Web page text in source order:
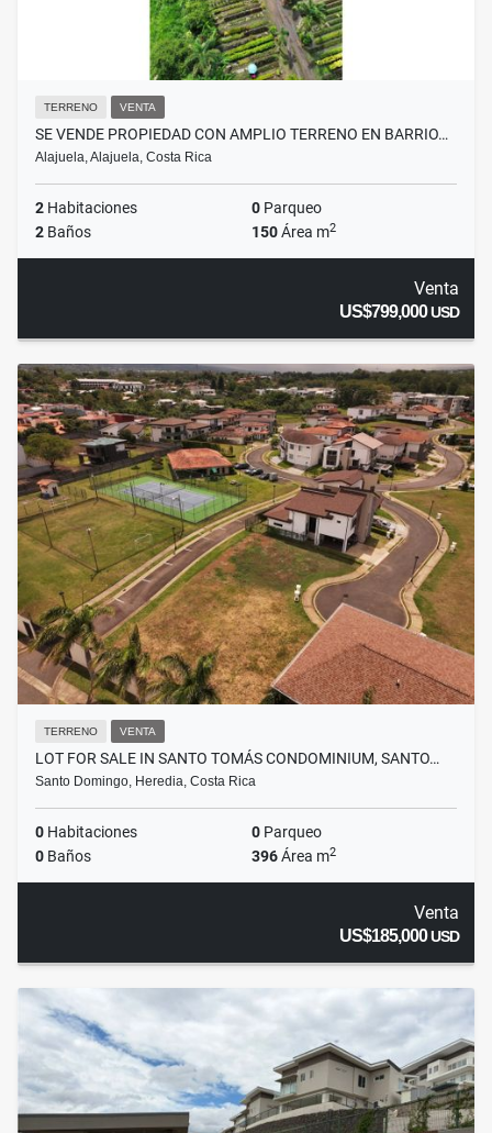
TERRENO VENTA
SE VENDE PROPIEDAD CON AMPLIO TERRENO EN BARRIO…
Alajuela, Alajuela, Costa Rica
2 Habitaciones 0 Parqueo
2 Baños 150Área m2
Venta
US$799,000USD
TERRENO VENTA
LOT FOR SALE IN SANTO TOMÁS CONDOMINIUM, SANTO…
Santo Domingo, Heredia, Costa Rica
0 Habitaciones 0 Parqueo
0 Baños 396Área m2
Venta
US$185,000USD